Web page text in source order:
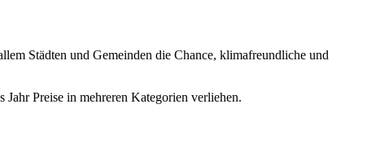
Städten und Gemeinden die Chance, klimafreundliche und
Preise in mehreren Kategorien verliehen.